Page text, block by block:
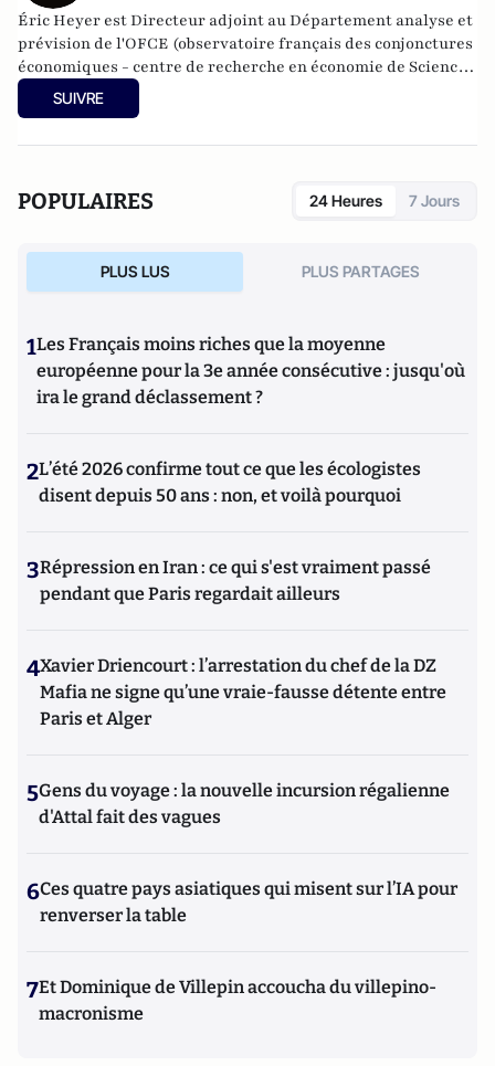
Éric Heyer est Directeur adjoint au Département analyse et
prévision de l'OFCE (observatoire français des conjonctures
économiques - centre de recherche en économie de Sciences
Po).
SUIVRE
POPULAIRES 24 Heures 7 Jours
PLUS LUS PLUS PARTAGES
1Les Français moins riches que la moyenne
européenne pour la 3e année consécutive : jusqu'où
ira le grand déclassement ?
2L’été 2026 confirme tout ce que les écologistes
disent depuis 50 ans : non, et voilà pourquoi
3Répression en Iran : ce qui s'est vraiment passé
pendant que Paris regardait ailleurs
4Xavier Driencourt : l’arrestation du chef de la DZ
Mafia ne signe qu’une vraie-fausse détente entre
Paris et Alger
5Gens du voyage : la nouvelle incursion régalienne
d'Attal fait des vagues
6Ces quatre pays asiatiques qui misent sur l’IA pour
renverser la table
7Et Dominique de Villepin accoucha du villepino-
macronisme